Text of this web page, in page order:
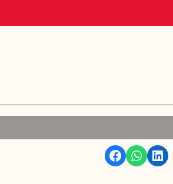
Facebook WhatsApp Linkedin